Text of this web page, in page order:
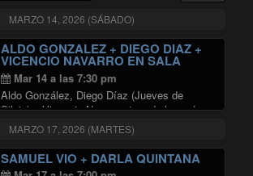
MARZO 14, 2026 (SÁBADO)
ALDO GONZALEZ + DIEGO DIAZ +
VICENCIO NAVARRO EN SALA
MASTER
Mar 14 a las 7:30 pm
Aldo González, Diego Díaz (Jueves de
Silvio) y Vicencio Navarro, tres de los más
destacados intérpretes de la obra de SILVIO
RODRÍGUEZ en el circuito capitalino, se
reúnen en la SALA MASTER DE RADIO
UNIVERSIDAD …Continuar leyendo"ALDO
MARZO 17, 2026 (MARTES)
SAMUEL VIO + DARLA QUINTANA